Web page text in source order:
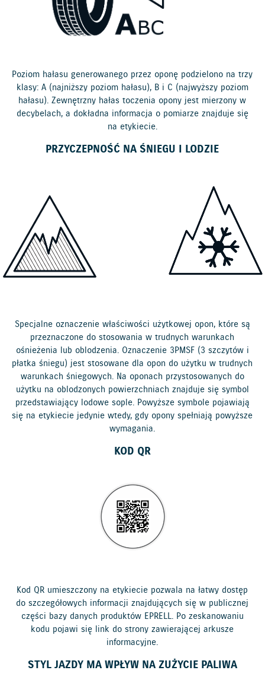
Poziom hałasu generowanego przez oponę podzielono na trzy
klasy: A (najniższy poziom hałasu), B i C (najwyższy poziom
hałasu). Zewnętrzny hałas toczenia opony jest mierzony w
decybelach, a dokładna informacja o pomiarze znajduje się
na etykiecie.
PRZYCZEPNOŚĆ NA ŚNIEGU I LODZIE
Specjalne oznaczenie właściwości użytkowej opon, które są
przeznaczone do stosowania w trudnych warunkach
ośnieżenia lub oblodzenia. Oznaczenie 3PMSF (3 szczytów i
płatka śniegu) jest stosowane dla opon do użytku w trudnych
warunkach śniegowych. Na oponach przystosowanych do
użytku na oblodzonych powierzchniach znajduje się symbol
przedstawiający lodowe sople. Powyższe symbole pojawiają
się na etykiecie jedynie wtedy, gdy opony spełniają powyższe
wymagania.
KOD QR
Kod QR umieszczony na etykiecie pozwala na łatwy dostęp
do szczegółowych informacji znajdujących się w publicznej
części bazy danych produktów EPRELL. Po zeskanowaniu
kodu pojawi się link do strony zawierającej arkusze
informacyjne.
STYL JAZDY MA WPŁYW NA ZUŻYCIE PALIWA